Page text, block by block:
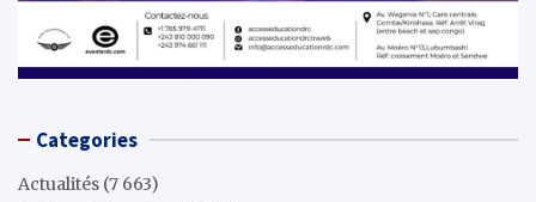
Categories
Actualités (7 663)